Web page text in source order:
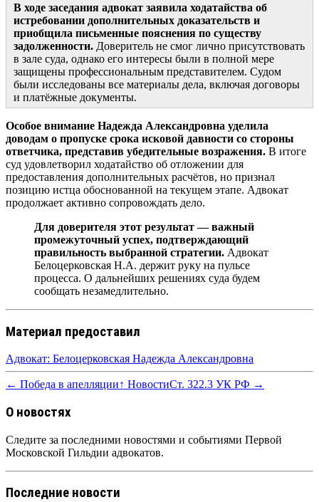
В ходе заседания адвокат заявила ходатайства об
истребовании дополнительных доказательств и
приобщила письменные пояснения по существу
задолженности. Доверитель не смог лично присутствовать
в зале суда, однако его интересы были в полной мере
защищены профессиональным представителем. Судом
были исследованы все материалы дела, включая договоры
и платёжные документы.
Особое внимание Надежда Александровна уделила
доводам о пропуске срока исковой давности со стороны
ответчика, представив убедительные возражения. В итоге
суд удовлетворил ходатайство об отложении для
предоставления дополнительных расчётов, но признал
позицию истца обоснованной на текущем этапе. Адвокат
продолжает активно сопровождать дело.
Для доверителя этот результат — важный
промежуточный успех, подтверждающий
правильность выбранной стратегии. Адвокат
Белоцерковская Н.А. держит руку на пульсе
процесса. О дальнейших решениях суда будем
сообщать незамедлительно.
Материал предоставил
Адвокат: Белоцерковская Надежда Александровна
← Победа в апелляции↑ НовостиСт. 322.3 УК РФ →
О новостях
Следите за последними новостями и событиями Первой
Московской Гильдии адвокатов.
Последние новости